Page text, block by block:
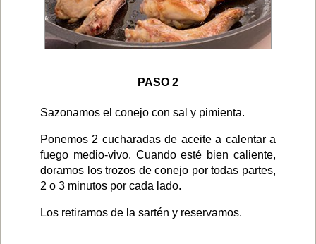
PASO 2
Sazonamos el conejo con sal y pimienta.
Ponemos 2 cucharadas de aceite a calentar a
fuego medio-vivo. Cuando esté bien caliente,
doramos los trozos de conejo por todas partes,
2 o 3 minutos por cada lado.
Los retiramos de la sartén y reservamos.